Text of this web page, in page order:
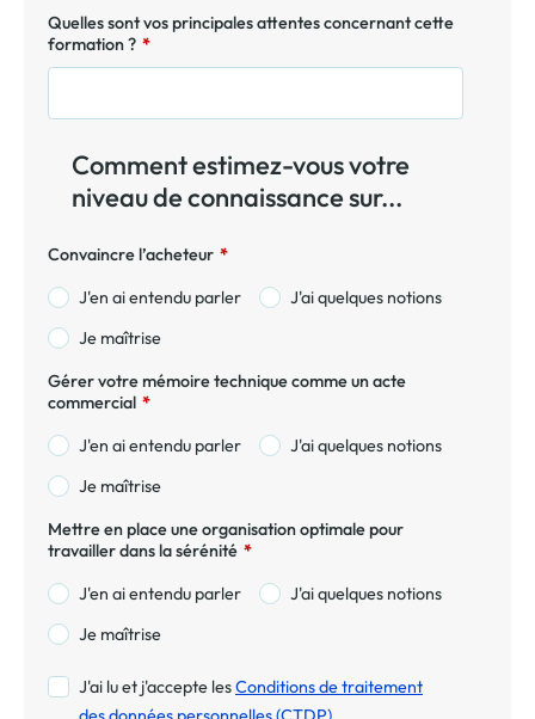
Quelles sont vos principales attentes concernant cette
formation ? *
Comment estimez-vous votre
niveau de connaissance sur...
Convaincre l’acheteur *
J'en ai entendu parler
J'ai quelques notions
Je maîtrise
Gérer votre mémoire technique comme un acte
commercial *
J'en ai entendu parler
J'ai quelques notions
Je maîtrise
Mettre en place une organisation optimale pour
travailler dans la sérénité *
J'en ai entendu parler
J'ai quelques notions
Je maîtrise
J'ai lu et j'accepte lesConditions de traitement